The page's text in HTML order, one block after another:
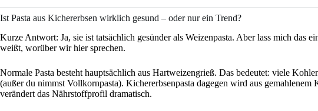
Ist Pasta aus Kichererbsen wirklich gesund – oder nur ein Trend?
Kurze Antwort: Ja, sie ist tatsächlich gesünder als Weizenpasta. Aber lass mich das
weißt, worüber wir hier sprechen.
Normale Pasta besteht hauptsächlich aus Hartweizengrieß. Das bedeutet: viele
(außer du nimmst Vollkornpasta). Kichererbsenpasta dagegen wird aus gemahlenem
verändert das Nährstoffprofil dramatisch.